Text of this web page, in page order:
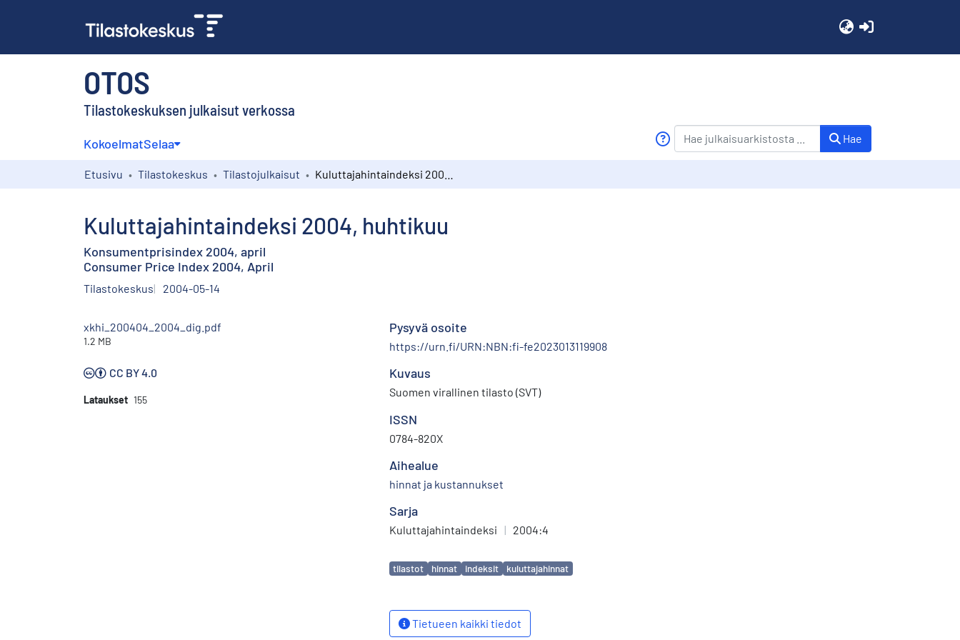
OTOS
Tilastokeskuksen julkaisut verkossa
KokoelmatSelaa Hae
Etusivu Tilastokeskus Tilastojulkaisut
Kuluttajahintaindeksi 2004, huhtikuu
Konsumentprisindex 2004, april
Consumer Price Index 2004, April
Tilastokeskus 2004-05-14
xkhi_200404_2004_dig.pdf
1.2 MB
CC BY 4.0
Lataukset 155
Pysyvä osoite
https://urn.fi/URN:NBN:fi-fe2023013119908
Kuvaus
Suomen virallinen tilasto (SVT)
ISSN
0784-820X
Aihealue
hinnat ja kustannukset
Sarja
Kuluttajahintaindeksi | 2004:4
Avainsanat
tilastot hinnat indeksit kuluttajahinnat
Tietueen kaikki tiedot